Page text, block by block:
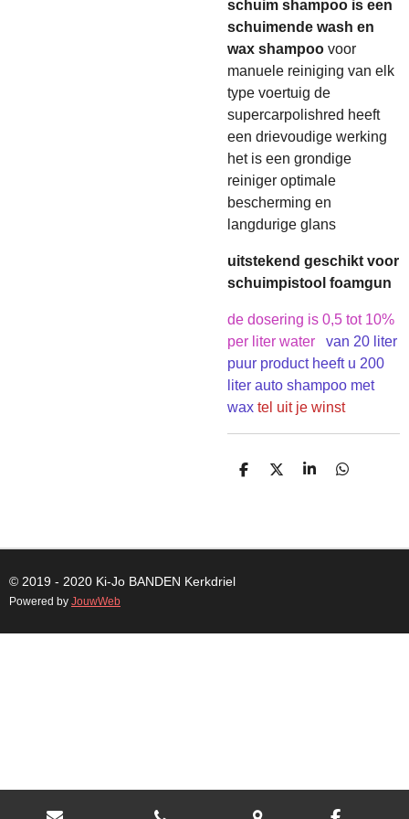
schuim shampoo is een
schuimende wash en
wax shampoo voor
manuele reiniging van elk
type voertuig de
supercarpolishred heeft
een drievoudige werking
het is een grondige
reiniger optimale
bescherming en
langdurige glans
uitstekend geschikt voor
schuimpistool foamgun
de dosering is 0,5 tot 10%
per liter water
van 20 liter
puur product heeft u 200
liter auto shampoo met
wax tel uit je winst
D
D
S
D
© 2019 - 2020 Ki-Jo BANDEN Kerkdriel
Powered by JouwWeb